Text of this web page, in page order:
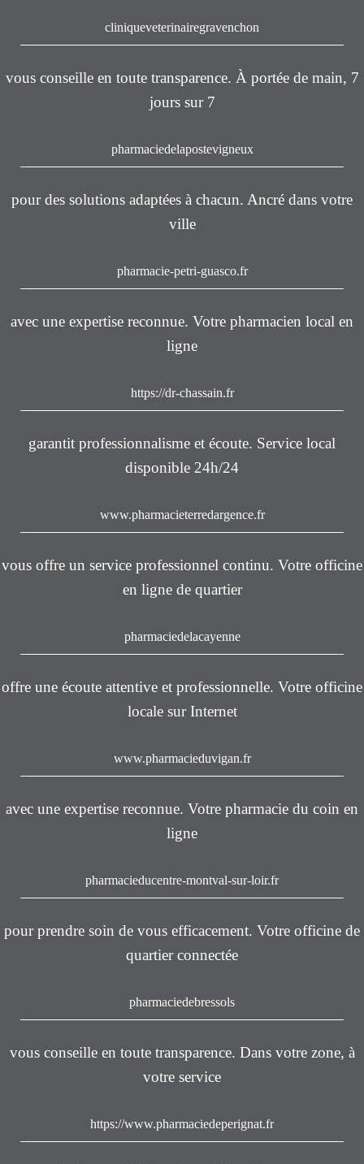
cliniqueveterinairegravenchon
vous conseille en toute transparence. À portée de main, 7
jours sur 7
pharmaciedelapostevigneux
pour des solutions adaptées à chacun. Ancré dans votre
ville
pharmacie-petri-guasco.fr
avec une expertise reconnue. Votre pharmacien local en
ligne
https://dr-chassain.fr
garantit professionnalisme et écoute. Service local
disponible 24h/24
www.pharmacieterredargence.fr
vous offre un service professionnel continu. Votre officine
en ligne de quartier
pharmaciedelacayenne
offre une écoute attentive et professionnelle. Votre officine
locale sur Internet
www.pharmacieduvigan.fr
avec une expertise reconnue. Votre pharmacie du coin en
ligne
pharmacieducentre-montval-sur-loir.fr
pour prendre soin de vous efficacement. Votre officine de
quartier connectée
pharmaciedebressols
vous conseille en toute transparence. Dans votre zone, à
votre service
https://www.pharmaciedeperignat.fr